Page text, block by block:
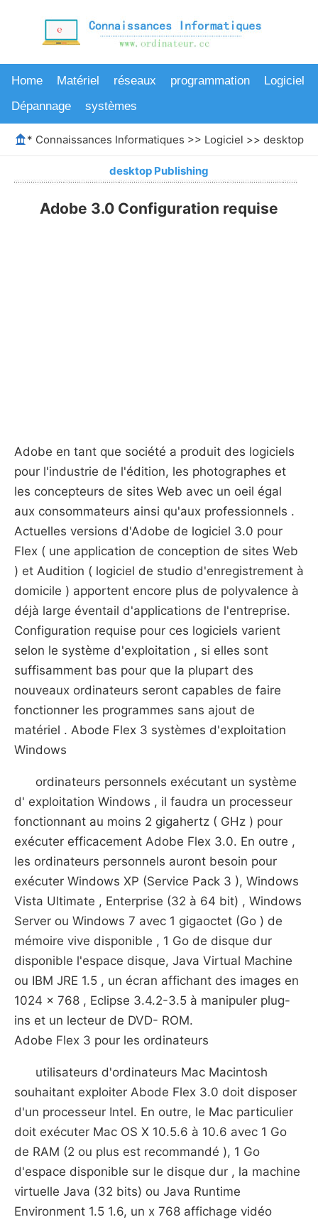
Home Matériel réseaux programmation
Logiciel
Dépannage
systèmes
* Connaissances Informatiques >> Logiciel >> desktop
desktop Publishing
Adobe 3.0 Configuration requise
Adobe en tant que société a produit des logiciels
pour l'industrie de l'édition, les photographes et
les concepteurs de sites Web avec un oeil égal
aux consommateurs ainsi qu'aux professionnels .
Actuelles versions d'Adobe de logiciel 3.0 pour
Flex ( une application de conception de sites Web
) et Audition ( logiciel de studio d'enregistrement à
domicile ) apportent encore plus de polyvalence à
déjà large éventail d'applications de l'entreprise.
Configuration requise pour ces logiciels varient
selon le système d'exploitation , si elles sont
suffisamment bas pour que la plupart des
nouveaux ordinateurs seront capables de faire
fonctionner les programmes sans ajout de
matériel . Abode Flex 3 systèmes d'exploitation
Windows
ordinateurs personnels exécutant un système
d' exploitation Windows , il faudra un processeur
fonctionnant au moins 2 gigahertz ( GHz ) pour
exécuter efficacement Adobe Flex 3.0. En outre ,
les ordinateurs personnels auront besoin pour
exécuter Windows XP (Service Pack 3 ), Windows
Vista Ultimate , Enterprise (32 à 64 bit) , Windows
Server ou Windows 7 avec 1 gigaoctet (Go ) de
mémoire vive disponible , 1 Go de disque dur
disponible l'espace disque, Java Virtual Machine
ou IBM JRE 1.5 , un écran affichant des images en
1024 x 768 , Eclipse 3.4.2-3.5 à manipuler plug-
ins et un lecteur de DVD- ROM.
Adobe Flex 3 pour les ordinateurs
utilisateurs d'ordinateurs Mac Macintosh
souhaitant exploiter Abode Flex 3.0 doit disposer
d'un processeur Intel. En outre, le Mac particulier
doit exécuter Mac OS X 10.5.6 à 10.6 avec 1 Go
de RAM (2 ou plus est recommandé ), 1 Go
d'espace disponible sur le disque dur , la machine
virtuelle Java (32 bits) ou Java Runtime
Environment 1.5 1.6, un x 768 affichage vidéo